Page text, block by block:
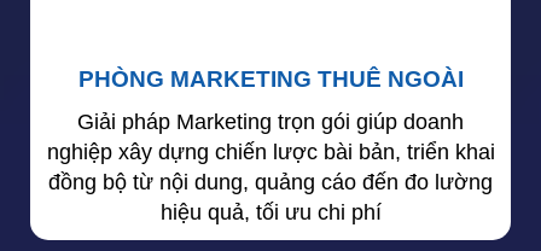
PHÒNG MARKETING THUÊ NGOÀI
Giải pháp Marketing trọn gói giúp doanh
nghiệp xây dựng chiến lược bài bản, triển khai
đồng bộ từ nội dung, quảng cáo đến đo lường
hiệu quả, tối ưu chi phí